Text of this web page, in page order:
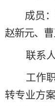
成员：
赵新元、
联系人
工作
转专业方